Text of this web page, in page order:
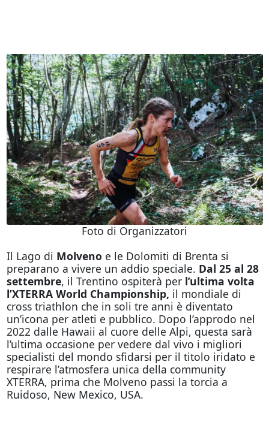
Foto di Organizzatori
Il Lago di Molveno e le Dolomiti di Brenta si
preparano a vivere un addio speciale. Dal 25 al 28
settembre, il Trentino ospiterà per l’ultima volta
l’XTERRA World Championship, il mondiale di
cross triathlon che in soli tre anni è diventato
un’icona per atleti e pubblico. Dopo l’approdo nel
2022 dalle Hawaii al cuore delle Alpi, questa sarà
l’ultima occasione per vedere dal vivo i migliori
specialisti del mondo sfidarsi per il titolo iridato e
respirare l’atmosfera unica della community
XTERRA, prima che Molveno passi la torcia a
Ruidoso, New Mexico, USA.